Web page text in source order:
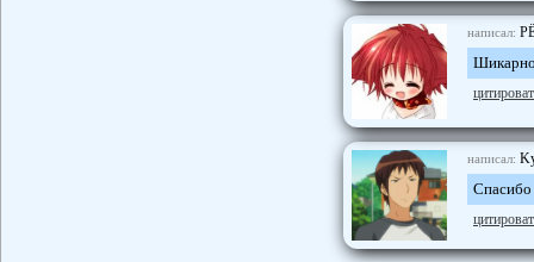
написал:
написал:
Спасибо